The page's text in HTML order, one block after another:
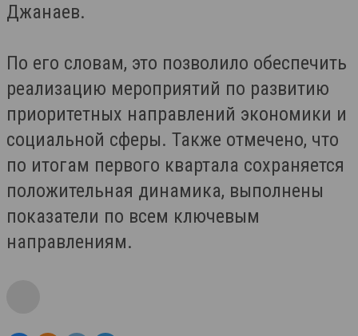
Джанаев.
По его словам, это позволило обеспечить
реализацию мероприятий по развитию
приоритетных направлений экономики и
социальной сферы. Также отмечено, что
по итогам первого квартала сохраняется
положительная динамика, выполнены
показатели по всем ключевым
направлениям.